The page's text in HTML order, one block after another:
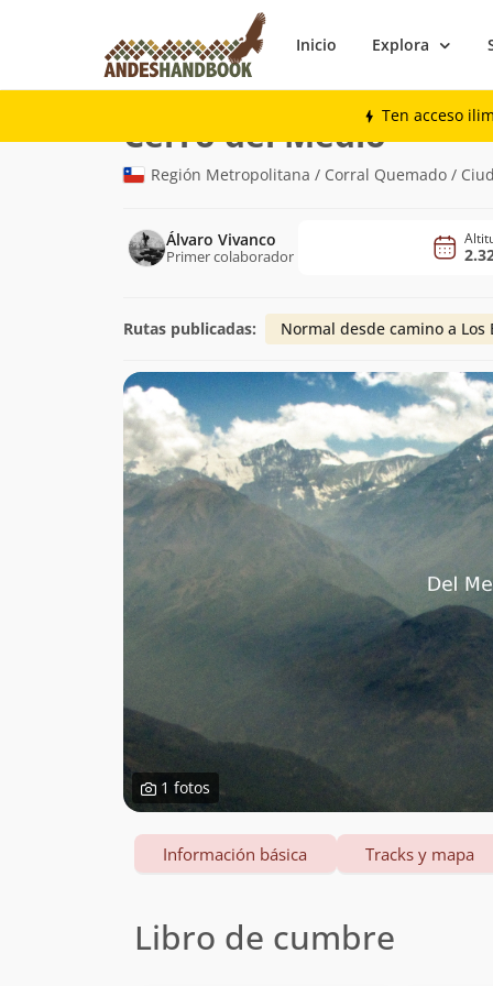
Inicio Explora
Ten acceso
Montaña
Cerro del Medio(2.326m)
Región Metropolitana / Corral Quemado /
Álvaro Vivanco
Primer colaborador
Rutas publicadas: Normal desde camino a Los
1 fotos
Información básica Tracks y mapa
Libro de cumbre